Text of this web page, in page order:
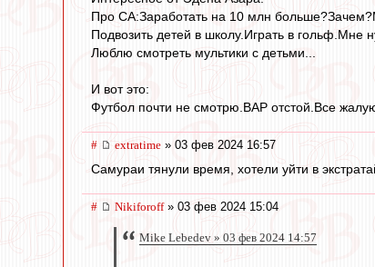
Про СА:Заработать на 10 млн
Подвозить детей в школу.Играть в гольф.Мне
Люблю смотреть мультики с детьми...
И вот это:
Футбол почти не смотрю.ВАР отстой.Все
# extratime » 03 фев 2024 16:57
Самураи тянули время, хотели уйти в
# Nikiforoff» 03 фев 2024 15:04
Mike Lebedev » 03 фев 2024 14:57